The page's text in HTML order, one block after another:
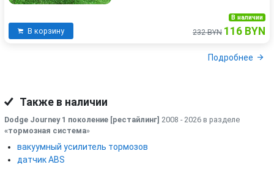
В корзину
В наличии
232 BYN 116 BYN
Подробнее
Также в наличии
Dodge Journey 1 поколение [рестайлинг] 2008 - 2026 в разделе
«тормозная система»
вакуумный усилитель тормозов
датчик ABS